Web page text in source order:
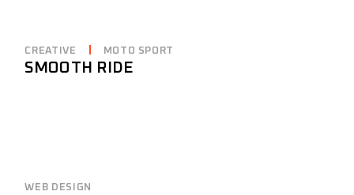
CREATIVE MOTO SPORT
SMOOTH RIDE
WEB DESIGN